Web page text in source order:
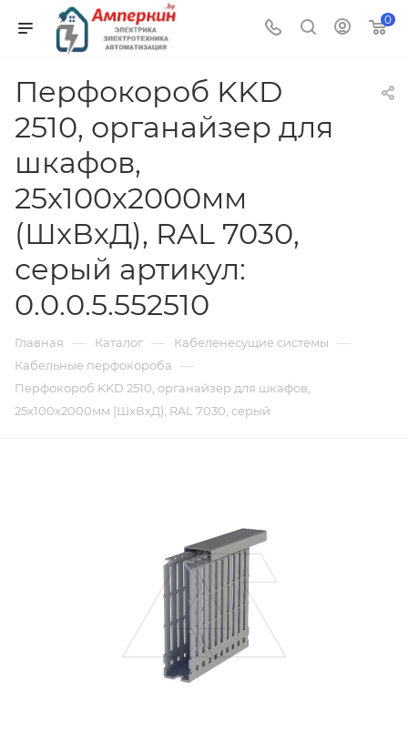
0
Перфокороб KKD
2510, органайзер для
шкафов,
25x100х2000мм
(ШxВхД), RAL 7030,
серый артикул:
0.0.0.5.552510
Главная — Каталог — Кабеленесущие системы —
Кабельные перфокороба —
Перфокороб KKD 2510, органайзер для шкафов,
25x100х2000мм (ШxВхД), RAL 7030, серый